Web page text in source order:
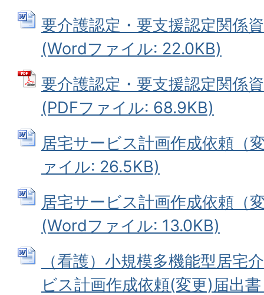
要介護認定・要支援認定関係
(Wordファイル: 22.0KB)
要介護認定・要支援認定関係
(PDFファイル: 68.9KB)
居宅サービス計画作成依頼（
ァイル: 26.5KB)
居宅サービス計画作成依頼（
(Wordファイル: 13.0KB)
（看護）小規模多機能型居宅
ビス計画作成依頼(変更)届出